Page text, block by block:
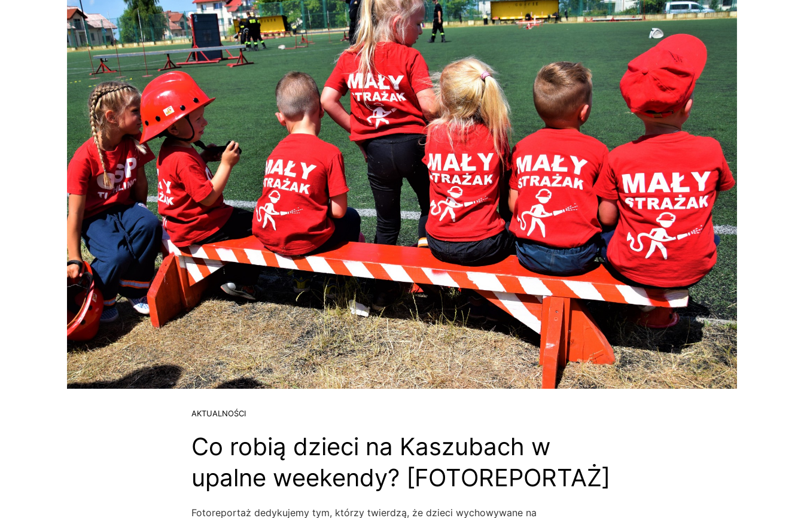
AKTUALNOŚCI
Co robią dzieci na Kaszubach w
upalne weekendy? [FOTOREPORTAŻ]
Fotoreportaż dedykujemy tym, którzy twierdzą, że dzieci wychowywane na